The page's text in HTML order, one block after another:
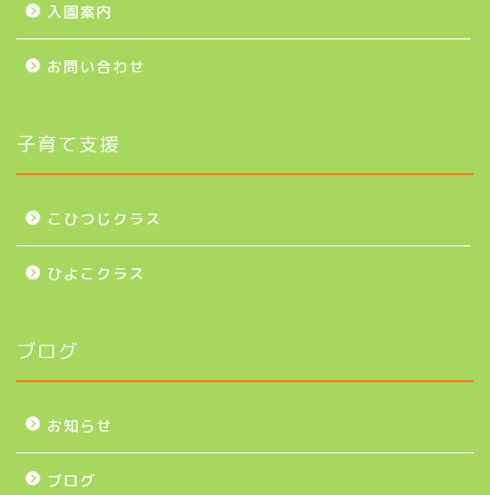
入園案内
お問い合わせ
子育て支援
こひつじクラス
ひよこクラス
ブログ
お知らせ
ブログ